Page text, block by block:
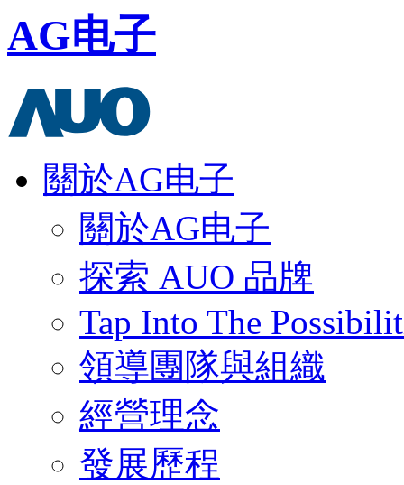
AG电子
關於AG电子
關於AG电子
探索 AUO 品牌
Tap Into The
領導團隊與組織
經營理念
發展歷程